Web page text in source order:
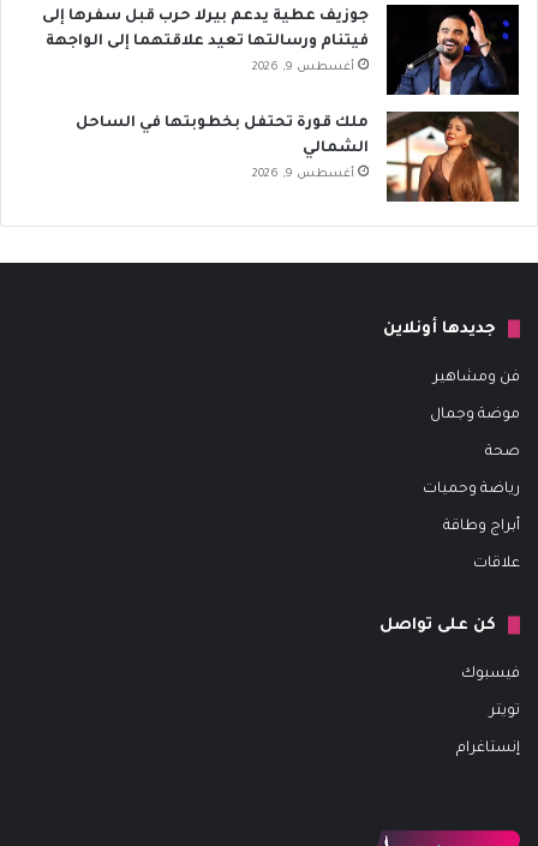
جوزيف عطية يدعم بيرلا حرب قبل سفرها إلى
فيتنام ورسالتها تعيد علاقتهما إلى الواجهة
أغسطس 9, 2026
ملك قورة تحتفل بخطوبتها في الساحل
الشمالي
أغسطس 9, 2026
جديدها أونلاين
فن ومشاهير
موضة وجمال
صحة
رياضة وحميات
أبراج وطاقة
علاقات
كن على تواصل
فيسبوك
تويتر
إنستاغرام